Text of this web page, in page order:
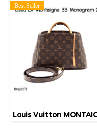
Best Seller